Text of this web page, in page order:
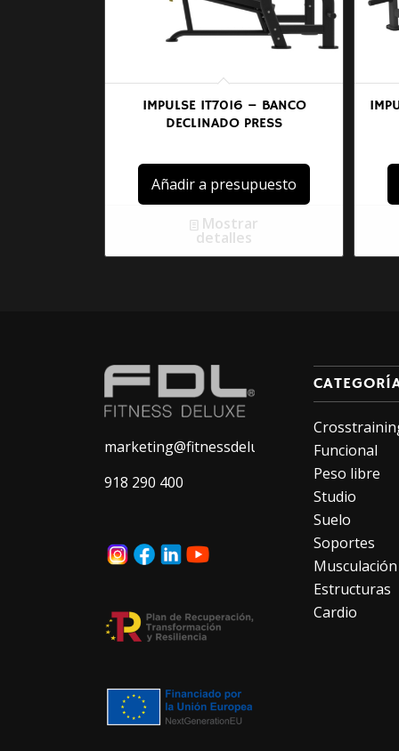
IMPULSE IT7016 – BANCO
DECLINADO PRESS
Añadir a presupuesto
Mostrar
detalles
marketing@fitnessdeluxe.es
918 290 400
Funcional
Peso libre
Studio
Suelo
Soportes
Musculación
Estructuras
Cardio